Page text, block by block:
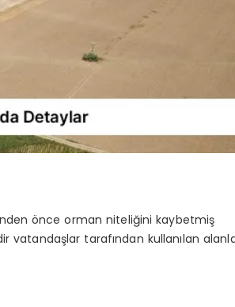
önce orman niteliğini kaybetmiş
vatandaşlar tarafından kullanılan